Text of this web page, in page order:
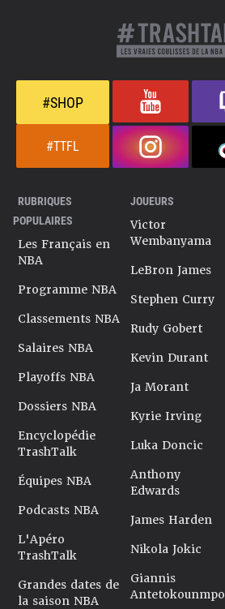
#SHOP
#TTFL
RUBRIQUES
POPULAIRES
Les Français en
NBA
Programme NBA
Classements NBA
Salaires NBA
Playoffs NBA
Dossiers NBA
Encyclopédie
TrashTalk
Équipes NBA
Podcasts NBA
L'Apéro
TrashTalk
Grandes dates de
la saison NBA
JOUEURS
Victor
Wembanyama
LeBron James
Stephen Curry
Rudy Gobert
Kevin Durant
Ja Morant
Kyrie Irving
Luka Doncic
Anthony
Edwards
James Harden
Nikola Jokic
Giannis
Antetokounmpo